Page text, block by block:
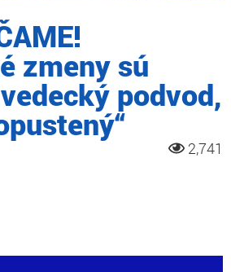
zmeny sú
podvod,
2,741